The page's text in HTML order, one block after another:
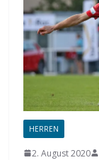
HERREN
2. August 2020